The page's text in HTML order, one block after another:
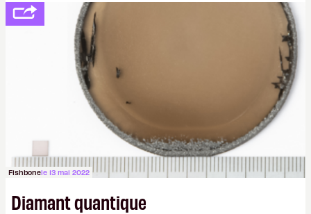
internautes est à n'en point douter la mise en place
de l’identification obligatoire pour se connecter au
http://cpc.cx/AH432N1
- Crédit photo : Pexels -
Fishbonele 13 mai 2022
Diamant quantique